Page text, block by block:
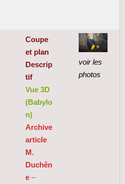
Coupe
et plan
Descrip
tif
Vue 3D
(Babylo
n)
Archive
article
M.
Duchên
e –
voir les
photos